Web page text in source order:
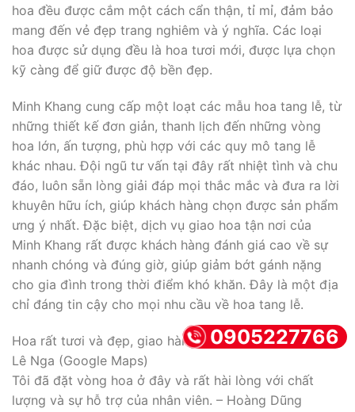
hoa đều được cắm một cách cẩn thận, tỉ mỉ, đảm bảo
mang đến vẻ đẹp trang nghiêm và ý nghĩa. Các loại
hoa được sử dụng đều là hoa tươi mới, được lựa chọn
kỹ càng để giữ được độ bền đẹp.
Minh Khang cung cấp một loạt các mẫu hoa tang lễ, từ
những thiết kế đơn giản, thanh lịch đến những vòng
hoa lớn, ấn tượng, phù hợp với các quy mô tang lễ
khác nhau. Đội ngũ tư vấn tại đây rất nhiệt tình và chu
đáo, luôn sẵn lòng giải đáp mọi thắc mắc và đưa ra lời
khuyên hữu ích, giúp khách hàng chọn được sản phẩm
ưng ý nhất. Đặc biệt, dịch vụ giao hoa tận nơi của
Minh Khang rất được khách hàng đánh giá cao về sự
nhanh chóng và đúng giờ, giúp giảm bớt gánh nặng
cho gia đình trong thời điểm khó khăn. Đây là một địa
chỉ đáng tin cậy cho mọi nhu cầu về hoa tang lễ.
Hoa rất tươi và đẹp, giao hàng đúng hẹn. Dịch vụ tốt. –
Lê Nga (Google Maps)
Tôi đã đặt vòng hoa ở đây và rất hài lòng với chất
lượng và sự hỗ trợ của nhân viên. – Hoàng Dũng
0905227766